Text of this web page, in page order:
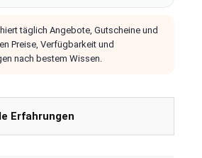
täglich Angebote, Gutscheine und
Preise, Verfügbarkeit und
nach bestem Wissen.
Erfahrungen